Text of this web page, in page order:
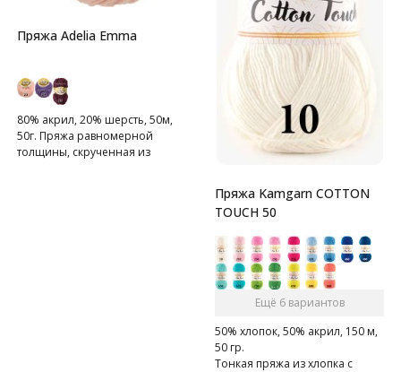
Пряжа Adelia Emma
80% акрил, 20% шерсть, 50м,
50г. Пряжа равномерной
толщины, скрученная из
Пряжа Kamgarn COTTON
TOUCH 50
Ещё 6 вариантов
50% хлопок, 50% акрил, 150 м,
50 гр.
Тонкая пряжа из хлопка с